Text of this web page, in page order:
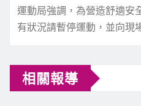
運動局強調，為營造舒適安
有狀況請暫停運動，並向現
相關報導